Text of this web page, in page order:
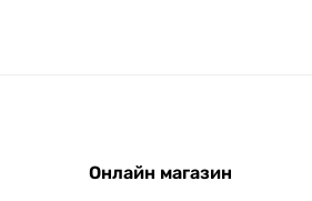
Онлайн магазин